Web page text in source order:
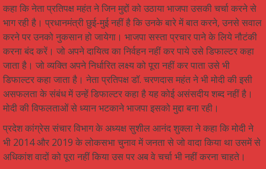
कहा कि नेता प्रतिपक्ष महंत ने जिन मुद्दों को उठाया भाजपा उसकी चर्चा करने से
भाग रही है। प्रधानमंत्री छुई-मुई नहीं है कि उनके बारे में बात करने, उनसे सवाल
करने पर उनको नुकसान हो जायेगा। भाजपा सस्ता प्रचार पाने के लिये नौटंकी
करना बंद करें। जो अपने दायित्व का निर्वहन नहीं कर पाये उसे डिफाल्टर कहा
जाता है। जो व्यक्ति अपने निर्धारित लक्ष्य को पूरा नहीं कर पाता उसे भी
डिफाल्टर कहा जाता है। नेता प्रतिपक्ष डॉ. चरणदास महंत ने भी मोदी की इसी
असफलता के संबंध में उन्हें डिफाल्टर कहा है यह कोई असंसदीय शब्द नहीं है।
मोदी की विफलताओं से ध्यान भटकाने भाजपा इसको मुद्दा बना रही।
प्रदेश कांग्रेस संचार विभाग के अध्यक्ष सुशील आनंद शुक्ला ने कहा कि मोदी ने
भी 2014 और 2019 के लोकसभा चुनाव में जनता से जो वादा किया था उसमें से
अधिकांश वादों को पूरा नहीं किया उस पर अब वे चर्चा भी नहीं करना चाहते।